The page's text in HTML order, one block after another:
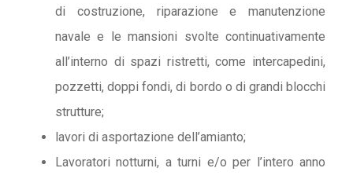
di costruzione, riparazione e manutenzione
navale e le mansioni svolte continuativamente
all’interno di spazi ristretti, come intercapedini,
pozzetti, doppi fondi, di bordo o di grandi blocchi
strutture;
lavori di asportazione dell’amianto;
Lavoratori notturni, a turni e/o per l’intero anno